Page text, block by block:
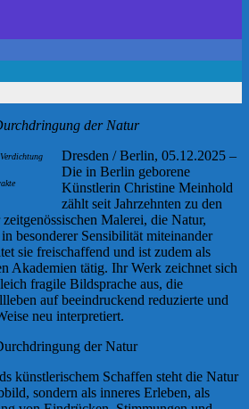
der Natur
Dresden / Berlin, 05.12.2025 –
Die in Berlin geborene
Künstlerin Christine Meinhold
zählt seit Jahrzehnten zu den
Malerei, die Natur,
besonderer Sensibilität miteinander
sie freischaffend und ist zudem als
Akademien tätig. Ihr Werk zeichnet sich
fragile Bildsprache aus, die
auf beeindruckend reduzierte und
neu interpretiert.
der Natur
künstlerischem Schaffen steht die Natur
sondern als inneres Erleben, als